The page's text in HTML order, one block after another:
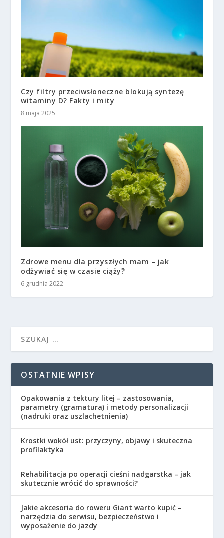
Czy filtry przeciwsłoneczne blokują syntezę
witaminy D? Fakty i mity
8 maja 2025
Zdrowe menu dla przyszłych mam – jak
odżywiać się w czasie ciąży?
6 grudnia 2022
OSTATNIE WPISY
Opakowania z tektury litej – zastosowania,
parametry (gramatura) i metody personalizacji
(nadruki oraz uszlachetnienia)
Krostki wokół ust: przyczyny, objawy i skuteczna
profilaktyka
Rehabilitacja po operacji cieśni nadgarstka – jak
skutecznie wrócić do sprawności?
Jakie akcesoria do roweru Giant warto kupić –
narzędzia do serwisu, bezpieczeństwo i
wyposażenie do jazdy